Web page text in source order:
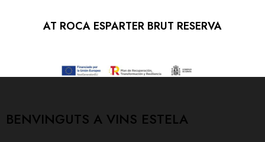
AT ROCA ESPARTER BRUT RESERVA
BENVINGUTS A VINS ESTELA